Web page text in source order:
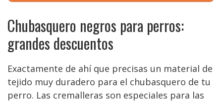
Chubasquero negros para perros:
grandes descuentos
Exactamente de ahí que precisas un material de
tejido muy duradero para el chubasquero de tu
perro. Las cremalleras son especiales para las